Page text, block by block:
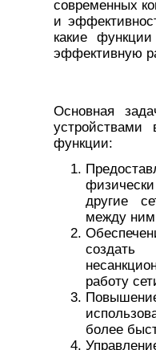
современных
и
какие
эффективную
Основная
функции:
другие
между
создать
работу
более